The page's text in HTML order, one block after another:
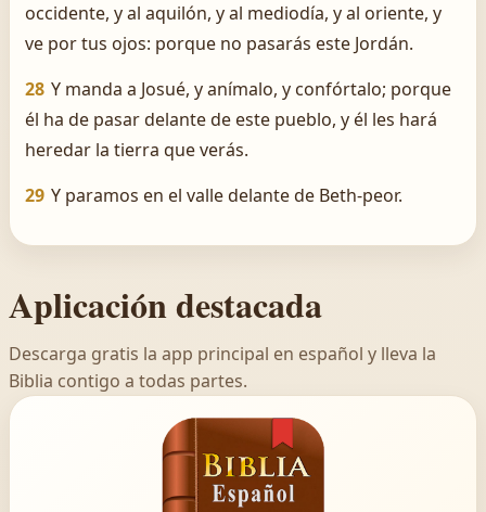
occidente, y al aquilón, y al mediodía, y al oriente, y
ve por tus ojos: porque no pasarás este Jordán.
28 Y manda a Josué, y anímalo, y confórtalo; porque
él ha de pasar delante de este pueblo, y él les hará
heredar la tierra que verás.
29 Y paramos en el valle delante de Beth-peor.
Aplicación destacada
Descarga gratis la app principal en español y lleva la
Biblia contigo a todas partes.